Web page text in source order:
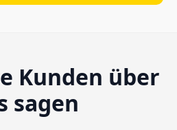
Kunden über
sagen